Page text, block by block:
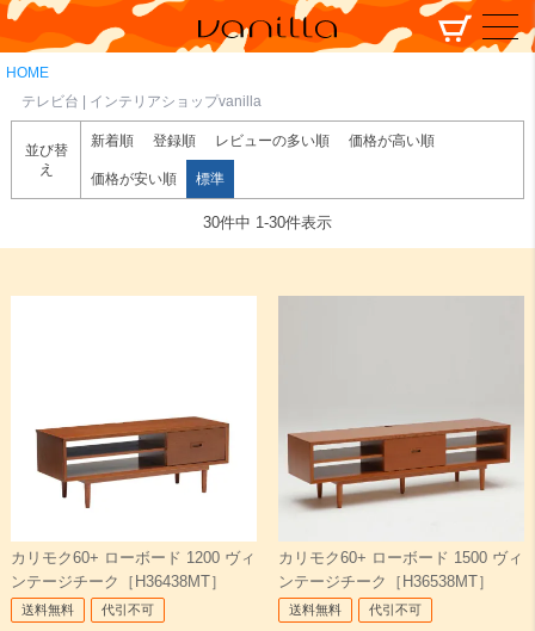
HOME
テレビ台 | インテリアショップvanilla
検索
並び替
え
新着順 登録順 レビューの多い順 価格が高い順
価格が安い順 標準
30件中 1-30件表示
カリモク60+ ローボード 1200 ヴィ
ンテージチーク［H36438MT］
送料無料 代引不可
カリモク60+ ローボード 1500 ヴィ
ンテージチーク［H36538MT］
送料無料 代引不可